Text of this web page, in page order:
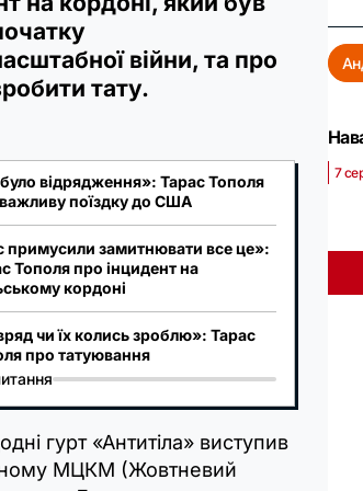
війни, та про
тату.
відрядження»: Тарас Тополя
поїздку до США
примусили замитнювати все це»:
Тополя про інцидент на
кордоні
чи їх колись зроблю»: Тарас
про татуювання
гурт «Антитіла» виступив
МЦКМ (Жовтневий
7